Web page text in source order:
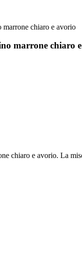
marrone chiaro e avorio
marrone chiaro
chiaro e avorio. La